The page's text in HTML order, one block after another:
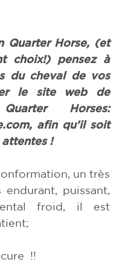
Quarter Horse, (et
choix!) pensez à
du cheval de vos
le site web de
Horses:
afin qu’il soit
!
un très
puissant,
froid, il est
!!